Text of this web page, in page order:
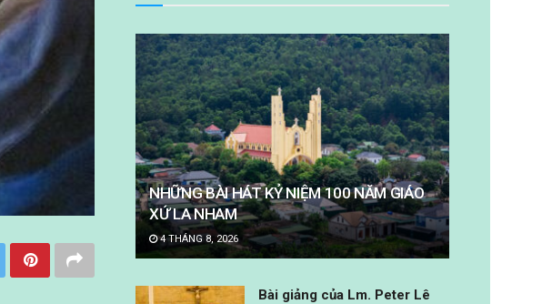
NHỮNG BÀI HÁT KỶ NIỆM 100 NĂM GIÁO
XỨ LA NHAM
4 THÁNG 8, 2026
Bài giảng của Lm. Peter Lê